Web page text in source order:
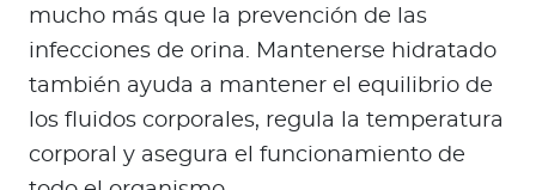
mucho más que la prevención de las
infecciones de orina. Mantenerse hidratado
también ayuda a mantener el equilibrio de
los fluidos corporales, regula la temperatura
corporal y asegura el funcionamiento de